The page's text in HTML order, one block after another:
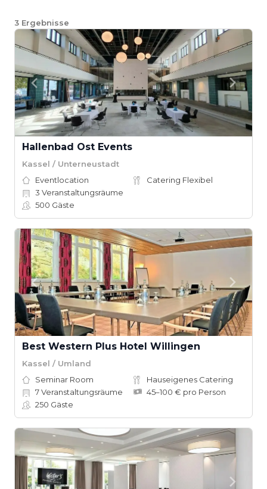
3 Ergebnisse
Hallenbad Ost Events
Kassel / Unterneustadt
Eventlocation
Catering Flexibel
3 Veranstaltungsräume
500 Gäste
Best Western Plus Hotel Willingen
Kassel / Umland
Seminar Room
Hauseigenes Catering
7Veranstaltungsräume
45–100 € pro Person
250 Gäste